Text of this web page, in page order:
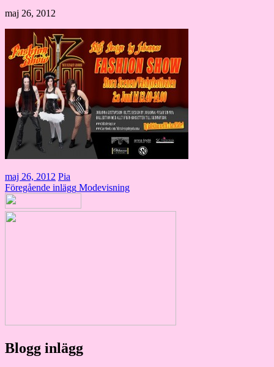
maj 26, 2012
maj 26, 2012 Pia
Inläggsnavigering
Föregående inlägg Modevisning
Blogg inlägg